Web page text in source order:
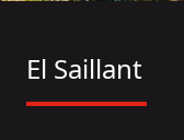
El Saillant